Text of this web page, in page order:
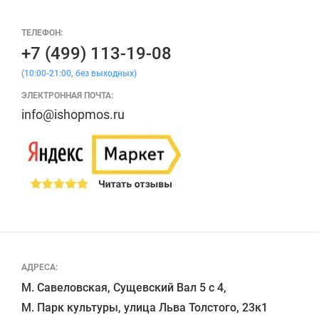
АДРЕСА:
М. Савеловская, Сущевский Вал 5 с 4,
М. Парк культуры, улица Льва Толстого, 23к1
ТЕЛЕФОН:
+7 (499) 113-19-08
(10:00-21:00, без выходных)
ЭЛЕКТРОННАЯ ПОЧТА:
info@ishopmos.ru